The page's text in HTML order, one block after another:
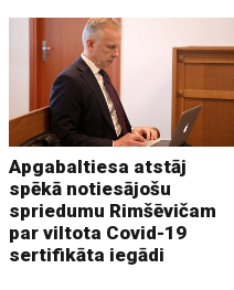
Apgabaltiesa atstāj
spēkā notiesājošu
spriedumu Rimšēvičam
par viltota Covid-19
sertifikāta iegādi